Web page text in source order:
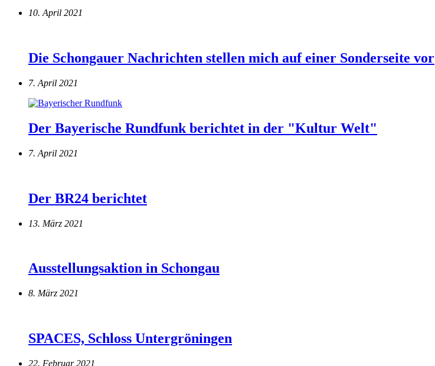
10. April 2021
Die Schongauer Nachrichten stellen mich auf einer Sonderseite vor
7. April 2021
Der Bayerische Rundfunk berichtet in der "Kultur Welt"
7. April 2021
Der BR24 berichtet
13. März 2021
Ausstellungsaktion in Schongau
8. März 2021
SPACES, Schloss Untergröningen
22. Februar 2021